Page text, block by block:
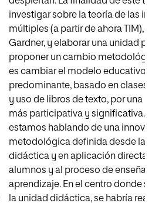
investigar sobre la teoría de las
múltiples (a partir de ahora TIM),
Gardner, y elaborar una unidad
proponer un cambio
es cambiar el modelo educativo
predominante, basado en clases
y uso de libros de texto, por una
más participativa y significativa.
estamos hablando de una
metodológica definida desde la
didáctica y en aplicación directa
alumnos y al proceso de
aprendizaje. En el centro donde
la unidad didáctica, se habría